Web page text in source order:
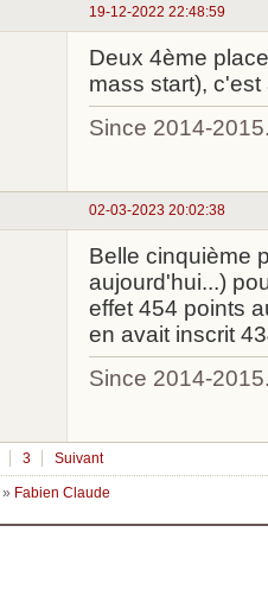
19-12-2022 22:48:59
Deux 4ème
mass start),
Since 2014-
02-03-2023 20:02:38
Belle cinquième
aujourd'hui...)
effet 454 points
en avait inscrit
Since 2014-
3 Suivant
» Fabien Claude